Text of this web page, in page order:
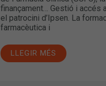
finançament… Gestió i accés
el patrocini d’Ipsen. La
farmacèutica i
LLEGIR MÉS